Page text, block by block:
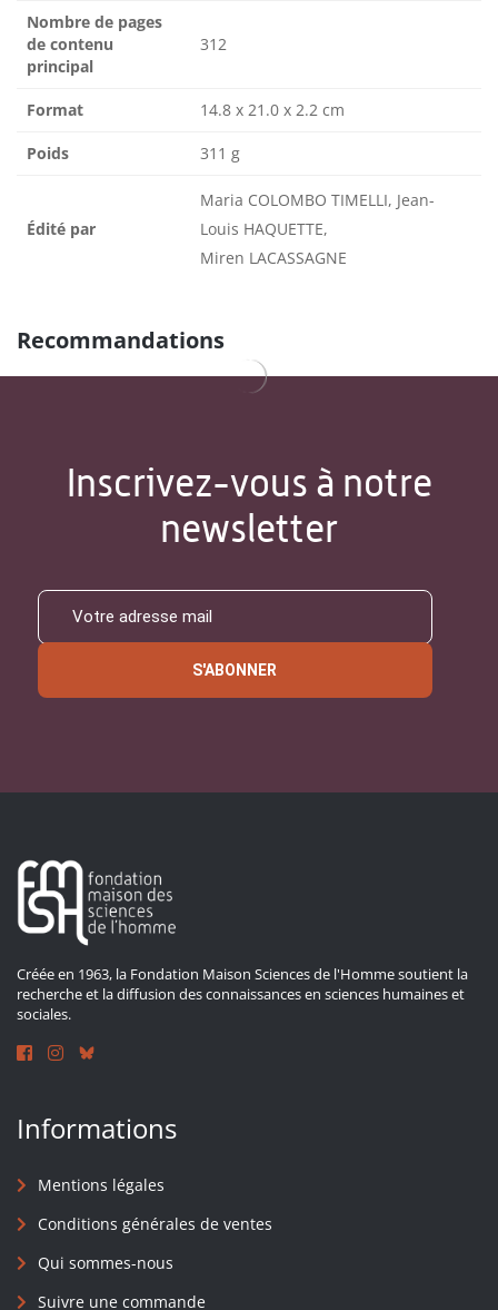
Nombre de pages
de contenu
principal
312
Format 14.8 x 21.0 x 2.2 cm
Poids 311 g
Édité par
Maria COLOMBO TIMELLI, Jean-
Louis HAQUETTE,
Miren LACASSAGNE
Recommandations
Inscrivez-vous à notre
newsletter
S'ABONNER
Créée en 1963, la Fondation Maison Sciences de l'Homme soutient la
recherche et la diffusion des connaissances en sciences humaines et
sociales.
Informations
Mentions légales
Conditions générales de ventes
Qui sommes-nous
Suivre une commande